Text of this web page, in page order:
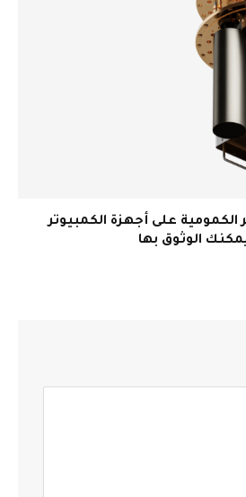
الكمومية على أجهزة الكمبيوتر
الوثوق بها